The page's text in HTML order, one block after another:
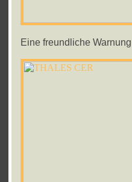
Eine freundliche